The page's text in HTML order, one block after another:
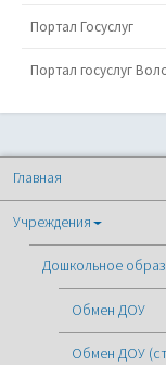
Портал Госуслуг
Портал госуслуг
Главная
Учреждения
Дошкольное
Обмен ДОУ
Обмен ДОУ